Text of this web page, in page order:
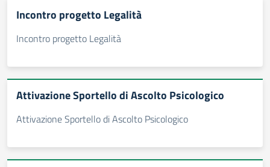
Incontro progetto Legalità
Incontro progetto Legalità
Attivazione Sportello di Ascolto Psicologico
Attivazione Sportello di Ascolto Psicologico